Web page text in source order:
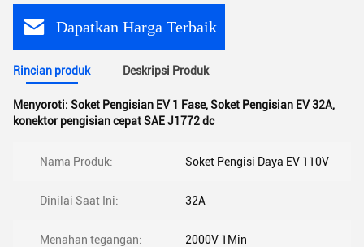
Dapatkan Harga Terbaik
Rincian produk Deskripsi Produk
Menyoroti: Soket Pengisian EV 1 Fase,Soket Pengisian EV 32A,
konektor pengisian cepat SAE J1772 dc
Nama Produk: Soket Pengisi Daya EV 110V
Dinilai Saat Ini: 32A
Menahan tegangan: 2000V 1Min